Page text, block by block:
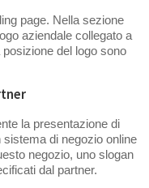
page. Nella sezione
aziendale collegato a
del logo sono
la presentazione di
di negozio online
negozio, uno slogan
dal partner.